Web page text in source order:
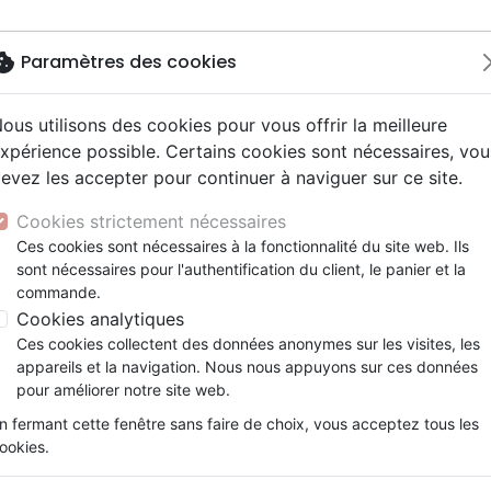
NouveautésBibles
courant
Français fondamental
Autres versions
Bibles d'étude
Bibles audio
Livres
sectes
adoration, louange
Famille, couple
Personne, santé
Ethique, société, politique
Religions
ans
Adolescents, jeunes
Enseignement jeunesse
Noël, Musique de fête
Recueils et partitions
reportages
animés
Concerts, spectacles
Willow Tree
Objets cadeaux
Jeux
Fourres de Bible
VERS LE ROYAUME 4 PSAUMES, PAUL, COLOSSIENS
VERS LE ROYAUME 4
Détails du produit
Référence
SPB4633
EAN / ISBN
En stock
1 ex.
Langue Français
Paramètres des cookies
utilisons des cookies pour vous offrir la meilleure
possible. Certains cookies sont nécessaires,
les accepter pour continuer à naviguer sur ce site.
Cookies strictement nécessaires
Ces cookies sont nécessaires à la fonctionnalité du site web. Ils
sont nécessaires pour l'authentification du client, le panier et la
commande.
Cookies analytiques
Ces cookies collectent des données anonymes sur les visites, les
appareils et la navigation. Nous nous appuyons sur ces données
pour améliorer notre site web.
fermant cette fenêtre sans faire de choix, vous acceptez tous les